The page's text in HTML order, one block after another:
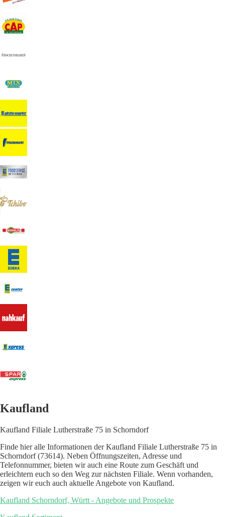
Kaufland
Kaufland Filiale Lutherstraße 75 in Schorndorf
Finde hier alle Informationen der Kaufland Filiale Lutherstraße 75 in
Schorndorf (73614). Neben Öffnungszeiten, Adresse und
Telefonnummer, bieten wir auch eine Route zum Geschäft und
erleichtern euch so den Weg zur nächsten Filiale. Wenn vorhanden,
zeigen wir euch auch aktuelle Angebote von Kaufland.
Kaufland Schorndorf, Württ - Angebote und Prospekte